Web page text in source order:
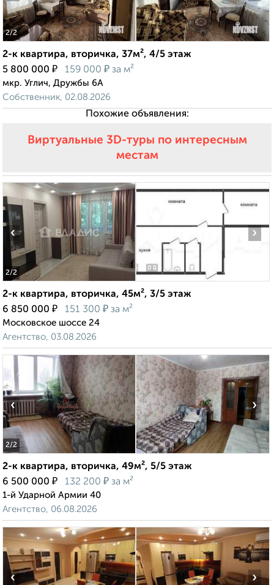
2/2
2-к квартира, вторичка, 37м², 4/5 этаж
5 800 000 ₽ 159 000 ₽ за м²
мкр. Углич, Дружбы 6А
Собственник, 02.08.2026
Похожие объявления:
Виртуальные 3D-туры по интересным
местам
2/2
‹ ›
2-к квартира, вторичка, 45м², 3/5 этаж
6 850 000 ₽ 151 300 ₽ за м²
Московское шоссе 24
Агентство, 03.08.2026
2/2
‹ ›
2-к квартира, вторичка, 49м², 5/5 этаж
6 500 000 ₽ 132 200 ₽ за м²
1-й Ударной Армии 40
Агентство, 06.08.2026
‹ ›